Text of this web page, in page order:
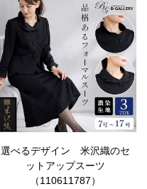
選べるデザイン 米沢織のセ
ットアップスーツ
（110611787）